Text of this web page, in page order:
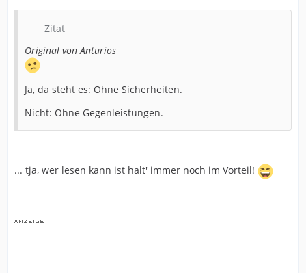
Zitat
Original von Anturios
Ja, da steht es: Ohne Sicherheiten.
Nicht: Ohne Gegenleistungen.
... tja, wer lesen kann ist halt' immer noch im Vorteil!